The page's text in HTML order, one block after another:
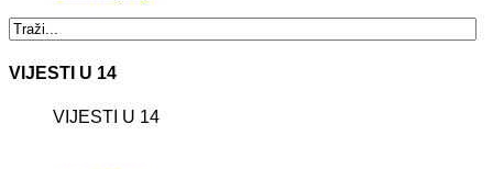
VIJESTI U 14
VIJESTI U 14